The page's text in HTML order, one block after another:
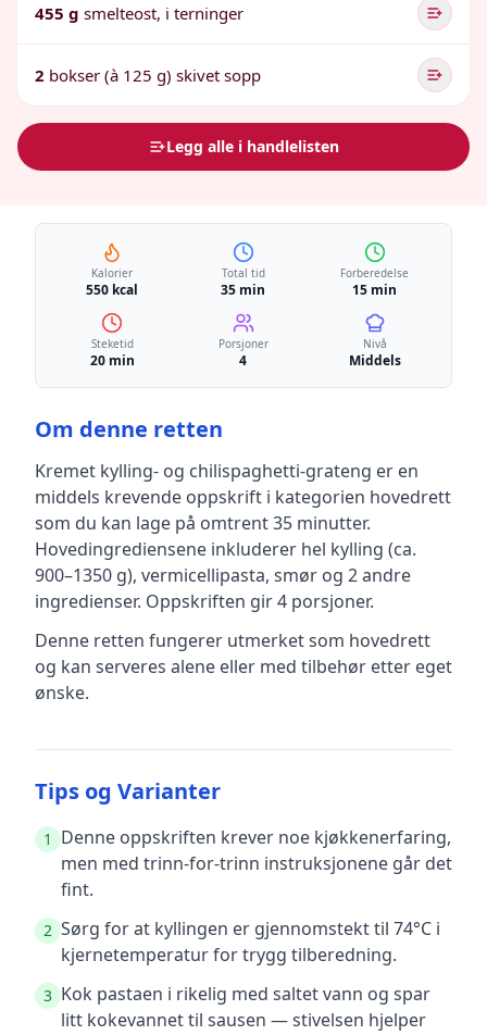
455 g smelteost, i terninger
2 bokser (à 125 g) skivet sopp
Legg alle i handlelisten
Kalorier
550 kcal
Total tid
35 min
Forberedelse
15 min
Steketid
20 min
Porsjoner
4
Nivå
Middels
Om denne retten
Kremet kylling- og chilispaghetti-grateng er en
middels krevende oppskrift i kategorien hovedrett
som du kan lage på omtrent 35 minutter.
Hovedingrediensene inkluderer hel kylling (ca.
900–1350 g), vermicellipasta, smør og 2 andre
ingredienser. Oppskriften gir4 porsjoner.
Denne retten fungerer utmerket som hovedrett
og kan serveres alene eller med tilbehør etter eget
ønske.
Tips og Varianter
1
Denne oppskriften krever noe kjøkkenerfaring,
men med trinn-for-trinn instruksjonene går det
fint.
2 Sørg for at kyllingen er gjennomstekt til 74°C i
kjernetemperatur for trygg tilberedning.
3 Kok pastaen i rikelig med saltet vann og spar
litt kokevannet til sausen — stivelsen hjelper